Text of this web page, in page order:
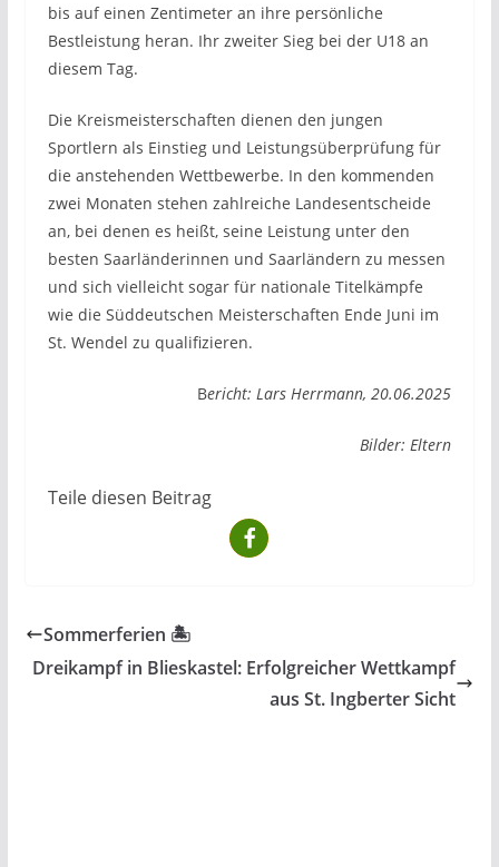
bis auf einen Zentimeter an ihre persönliche
Bestleistung heran. Ihr zweiter Sieg bei der U18 an
diesem Tag.
Die Kreismeisterschaften dienen den jungen
Sportlern als Einstieg und Leistungsüberprüfung für
die anstehenden Wettbewerbe. In den kommenden
zwei Monaten stehen zahlreiche Landesentscheide
an, bei denen es heißt, seine Leistung unter den
besten Saarländerinnen und Saarländern zu messen
und sich vielleicht sogar für nationale Titelkämpfe
wie die Süddeutschen Meisterschaften Ende Juni im
St. Wendel zu qualifizieren.
Bericht: Lars Herrmann, 20.06.2025
Bilder: Eltern
Teile diesen Beitrag
Sommerferien 🏝
Dreikampf in Blieskastel: Erfolgreicher Wettkampf
aus St. Ingberter Sicht